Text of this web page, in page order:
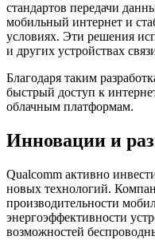
стандартов передачи
мобильный интернет и
условиях. Эти решения
и других устройствах
Благодаря таким
быстрый доступ к
облачным платформам.
Инновации и
Qualcomm активно
новых технологий.
производительности
энергоэффективности
возможностей